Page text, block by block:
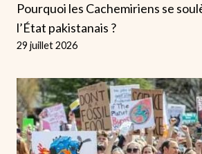
Pourquoi les Cachemiriens se
l’État pakistanais ?
29 juillet 2026